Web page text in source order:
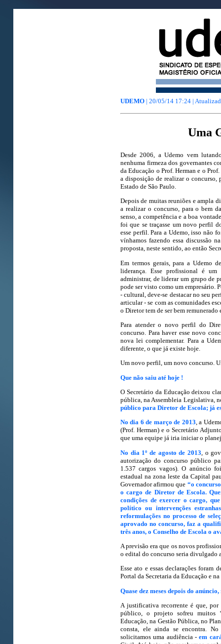
UDEMO | 20/05/14 17:24 |
Uma
Desde 2006, a Udemo vem
nenhuma firmeza dos governantes
da Educação o Prof. Herman e o
a disposição de realizar o concurso,
Estado de São Paulo.
Depois de muitas reuniões e ampla
a realizar o concurso, para o bem
senso, a competência e a boa
foi que se traçasse um novo perfil
esse perfil. Para a Udemo, isso não
vínhamos fazendo essa discussão
proposta, neste sentido, ao então
Em termos gerais, para a Udemo
liderança. Esse profissional é
administrar, de liderar um grupo de
pode ser visto como um empresário.
- cultural, deve-se destacar no seu
articular - se com as comunidades
o Diretor tem de ser bem
Para atender o novo perfil do
concurso. Para haver esse novo
nova lei complementar. Para a
diferente, o que já existe hoje.
Um novo perfil, um novo concurso.
Que não saiu até hoje !
O Secretário da Educação deixou
pública, na Assembleia Legislativa,
público para Diretor de Escola; já
No dia 6 de março de 2013, a
(Prof. Herman) e o Secretário
que uma equipe já iria iniciar o
No dia 1º de agosto de 2013 , o
autorização do concurso público
1.537 cargos vagos). O anúncio
estadual na zona leste da Capital
Governador afirmou que “o
o cargo de Diretor de Escola.
condições de exercer o cargo,
político ou intervenções
reformulações no processo de
aprovado no concurso, faz a
três anos, o Conselho de Escola o
A previsão era que os novos
o edital do concurso seria divulgado
Esse ato e essas declarações foram
Portal da Secretaria da Educação e
Quase dez meses depois do
A justificativa recorrente é que, por
público, o projeto sofreu muitos
Educação, na Gestão Pública, no
consta, ele ainda se encontra.
solicitamos uma audiência -em